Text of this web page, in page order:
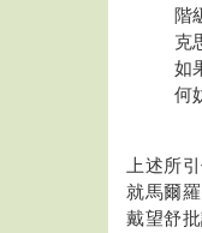
階
克
如
何
上述所
就馬爾
戴望舒